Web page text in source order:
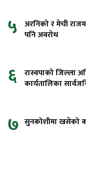
५ अरनिको र मेची
पनि अवरोध
६ रास्वपाको जिल्ला
कार्यतालिका
७ सुनकोशीमा खसेको